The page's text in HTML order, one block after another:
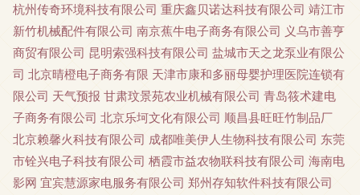
杭州传奇环境科技有限公司 重庆鑫贝诺达科技有限公司 靖江市
新竹机械配件有限公司 南京蕉牛电子商务有限公司 义乌市善亨
商贸有限公司 昆明索强科技有限公司 盐城市天之龙泵业有限公
司 北京晴橙电子商务有限 天津市康和多丽母婴护理医院连锁有
限公司 天气预报 甘肃玟景苑农业机械有限公司 青岛筱术建电
子商务有限公司 北京乐坷文化有限公司 顺昌县旺旺竹制品厂
北京赖馨火科技有限公司 成都唯美伊人生物科技有限公司 东莞
市铨兴电子科技有限公司 栖霞市益农物联科技有限公司 海南电
影网 宜宾慧源家电服务有限公司 郑州存知软件科技有限公司